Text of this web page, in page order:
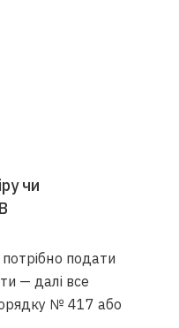
чи
подати
— далі все
№ 417 або